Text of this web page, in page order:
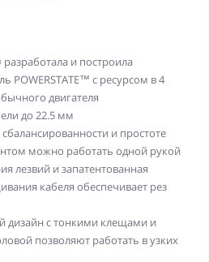
и построила
POWERSTATE™ с ресурсом в 4
двигателя
до 22.5 мм
и простоте
можно работать одной рукой
лезвий и запатентованная
кабеля обеспечивает рез
дизайн с тонкими клещами и
позволяют работать в узких